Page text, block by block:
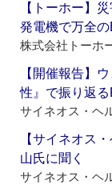
【トーホー】
発電機で万全
株式会社トーホ
【開催報告】
性』で振り返
サイネオス・ヘ
【サイネオス
山氏に聞く
サイネオス・ヘ